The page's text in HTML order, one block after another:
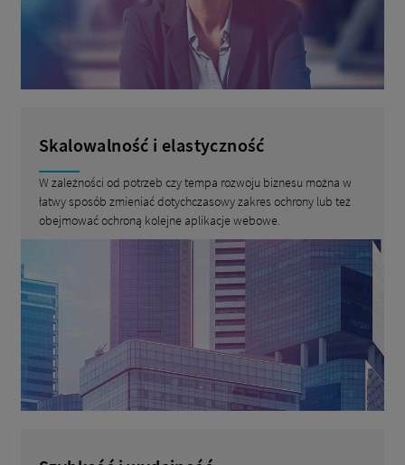
Skalowalność i elastyczność
W zależności od potrzeb czy tempa rozwoju biznesu można w
łatwy sposób zmieniać dotychczasowy zakres ochrony lub też
obejmować ochroną kolejne aplikacje webowe.